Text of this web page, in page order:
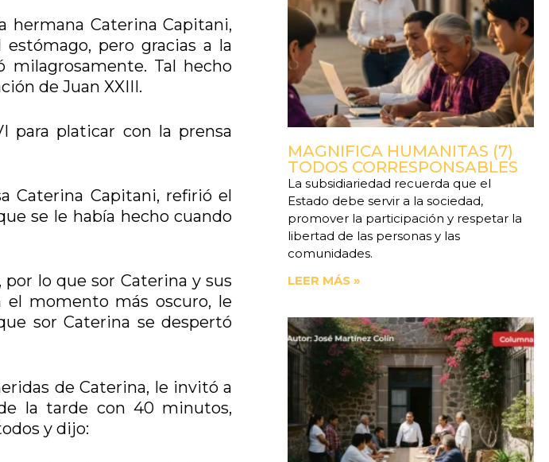
hermana Caterina Capitani,
pero gracias a la
milagrosamente. Tal hecho
de Juan XXIII.
para platicar con la prensa
Caterina Capitani, refirió el
se le había hecho cuando
por lo que sor Caterina y sus
el momento más oscuro, le
sor Caterina se despertó
de Caterina, le invitó a
la tarde con 40 minutos,
y dijo:
MAGNIFICA HUMANITAS (7)
TODOS CORRESPONSABLES
La subsidiariedad recuerda que el
Estado debe servir a la sociedad,
promover la participación y respetar la
libertad de las personas y las
comunidades.
LEER MÁS »